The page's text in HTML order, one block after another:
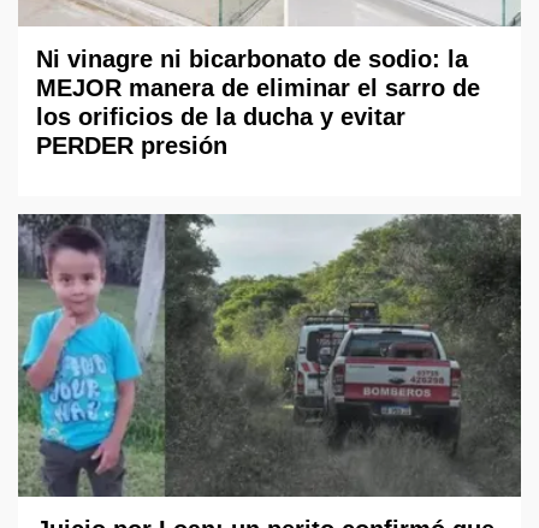
Ni vinagre ni bicarbonato de sodio: la
MEJOR manera de eliminar el sarro de
los orificios de la ducha y evitar
PERDER presión